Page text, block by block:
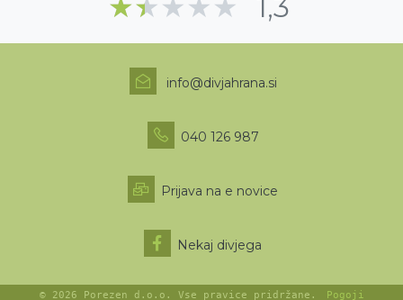
info@divjahrana.si
040 126 987
Prijava na e novice
Nekaj divjega
© 2026 Porezen d.o.o. Vse pravice pridržane. Pogoji